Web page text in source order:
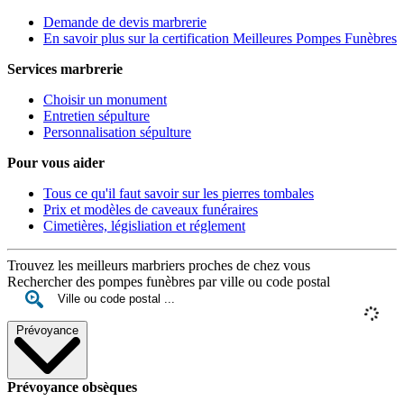
Demande de devis marbrerie
En savoir plus sur la certification Meilleures Pompes Funèbres
Services marbrerie
Choisir un monument
Entretien sépulture
Personnalisation sépulture
Pour vous aider
Tous ce qu'il faut savoir sur les pierres tombales
Prix et modèles de caveaux funéraires
Cimetières, législiation et réglement
Trouvez les meilleurs marbriers proches de chez vous
Rechercher des pompes funèbres par ville ou code postal
Prévoyance
Prévoyance obsèques